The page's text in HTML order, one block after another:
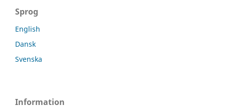
Sprog
English
Dansk
Svenska
Information